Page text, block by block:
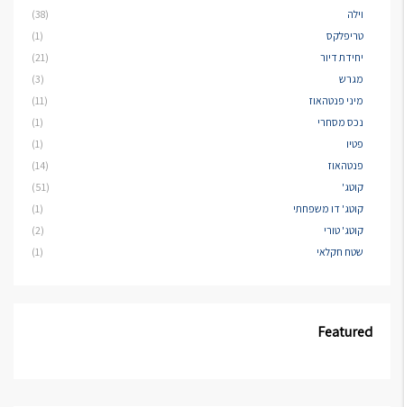
וילה
(38)
טריפלקס
(1)
יחידת דיור
(21)
מגרש
(3)
מיני פנטהאוז
(11)
נכס מסחרי
(1)
פטיו
(1)
פנטהאוז
(14)
קוטג'
(51)
קוטג' דו משפחתי
(1)
קוטג' טורי
(2)
שטח חקלאי
(1)
Featured